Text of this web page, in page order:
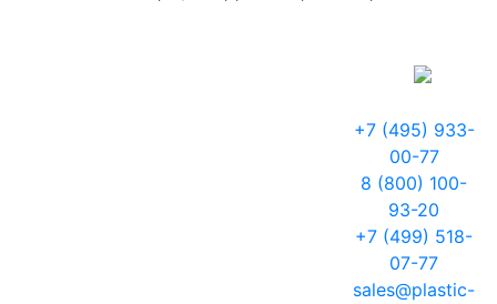
+7 (495) 933-
00-77
8 (800) 100-
93-20
+7 (499) 518-
07-77
sales@plastic-